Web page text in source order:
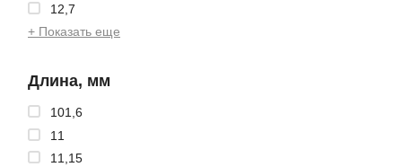
12,7
+ Показать еще
Длина, мм
101,6
11
11,15